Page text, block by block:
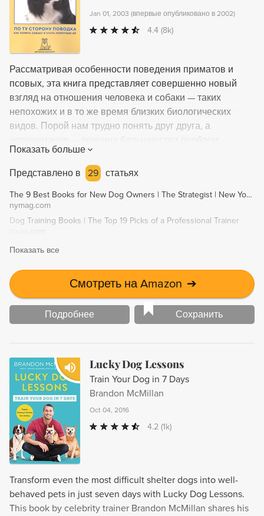
закрепляющие домашние задания для достижения
эффекта.
Jan 01, 2003 (впервые опубликовано в 2002)
4.4 (8k)
Рассматривая особенности поведения приматов и
псовых, эта книга представляет совершенно новый
взгляд на отношения человека и собаки — таких
непохожих и в то же время близких биологических
видов. Порой нам трудно понять друг друга, а
возникающих между нами и нашими собаками. «По ту
сторону поводка», опираясь на современные научные
знания, рассказывает о том, как понять собаку и стать
понятным ей. .Как и люди, собаки получают
информацию из окружающего их мира с помощью
чувств — в том числе зрения, слуха и обоняния. Собаки
сородичей, но и человека: его позы, жесты, движения
— язык телодвижений; они внимательно следят за
интонацией и темпом нашего голоса. Собаки — жители
планеты недоступных человеку запахов, разделяющие
нашу страсть к общению и играм. Каждая собака, как и
каждый из нас — уникальная личность. «По ту сторону
социальной сущностью собак, вноситкоррективы в
прежние представления о связи социального статуса и
поведения, рассказывает об эмоциональной жизни,
приводя огромное количество примеров, историй и
советов, полезных любителям собак, тренерам и
зоопсихологам. Эта книга дает знания, необходимые в
повседневной жизни для всех тех, кто живет и работает
с собаками, стремится к их пониманию и гармонии с
ними.
Показать больше
Представлено в
29 статьях
The 9 Best Books for New Dog Owners | The Strategist | New York Magazine
nymag.com
Dog Training Books | The Top 19 Picks of a Professional Trainer
Показать все
Смотреть на Amazon ➔
Подробнее Сохранить
Lucky Dog Lessons
Train Your Dog in 7 Days
Brandon McMillan
Oct 04, 2016
4.2 (1k)
Transform even the most difficult shelter dogs into well-
behaved pets in just seven days with Lucky Dog Lessons.
This book by celebrity trainer Brandon McMillan shares his